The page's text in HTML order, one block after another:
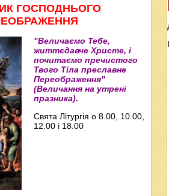
ГОСПОДНЬОГО
"Величаємо Тебе,
життєдавче Христе, і
почитаємо пречистого
Твого Тіла преславне
Переображення"
(Величання на утрені
празника).
Свята Літургія о 8.00, 10.00,
12.00 і 18.00